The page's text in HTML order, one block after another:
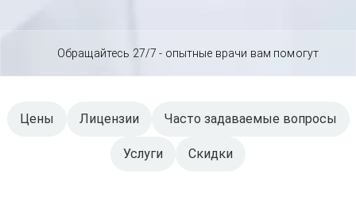
Обращайтесь 27/7 - опытные врачи вам помогут
Цены Лицензии Часто задаваемые вопросы
Услуги Скидки